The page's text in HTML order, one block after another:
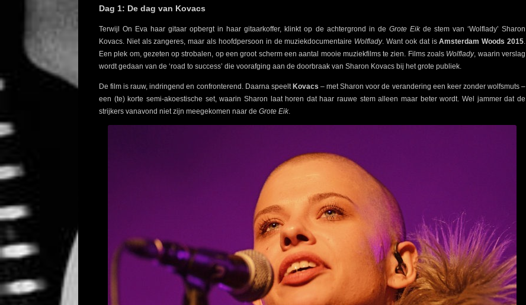
Dag 1: De dag van Kovacs
Terwijl On Eva haar gitaar opbergt in haar gitaarkoffer, klinkt op de achtergrond in de Grote Eikde stem van ‘Wolflady’ Sharon
Kovacs. Niet als zangeres, maar als hoofdpersoon in de muziekdocumentaire Wolflady. Want ook dat isAmsterdam Woods 2015.
Een plek om, gezeten op strobalen, op een groot scherm een aantal mooie muziekfilms te zien. Films zoals Wolflady, waarin verslag
wordt gedaan van de ‘road to success’ die voorafging aan de doorbraak van Sharon Kovacs bij het grote publiek.
De film is rauw, indringend en confronterend. Daarna speelt Kovacs – met Sharon voor de verandering een keer zonder wolfsmuts –
een (te) korte semi-akoestische set, waarin Sharon laat horen dat haar rauwe stem alleen maar beter wordt. Wel jammer dat de
strijkers vanavond niet zijn meegekomen naar de Grote Eik.